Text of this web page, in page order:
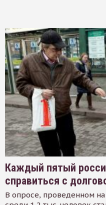
Каждый пятый
справиться с
В опросе, проведенном